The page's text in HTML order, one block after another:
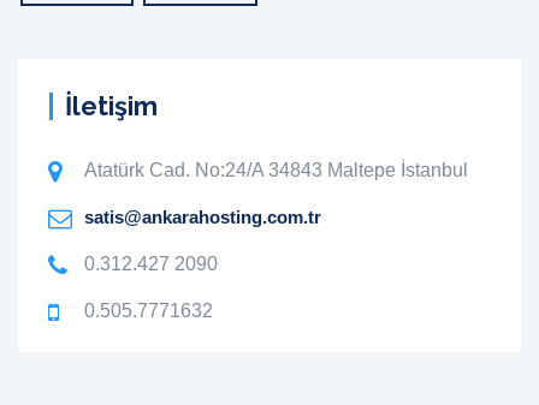
İletişim
Atatürk Cad. No:24/A 34843 Maltepe İstanbul
satis@ankarahosting.com.tr
0.312.427 2090
0.505.7771632